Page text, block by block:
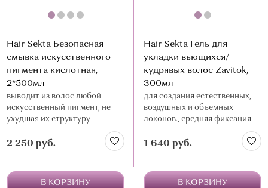
Hair Sekta Безопасная
смывка искусственного
пигмента кислотная,
2*500мл
выводит из волос любой
искусственный пигмент, не
ухудшая их структуру
2 250 руб.
В КОРЗИНУ
Hair Sekta Гель для
укладки вьющихся/
кудрявых волос Zavitok,
300мл
для создания естественных,
воздушных и объемных
локонов., средняя фиксация
1 640 руб.
В КОРЗИНУ